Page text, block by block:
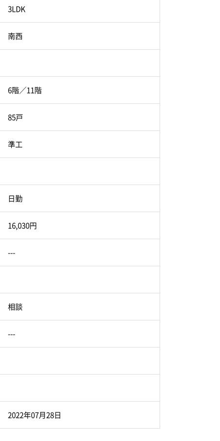
3LDK
南西
6階／11階
85戸
準工
日勤
16,030円
---
相談
---
2022年07月28日